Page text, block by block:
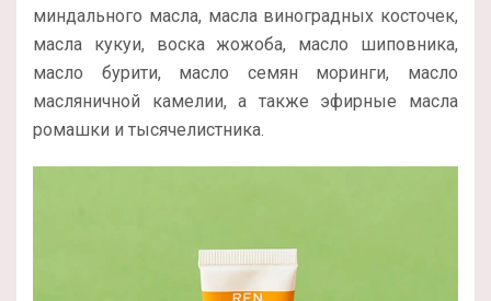
миндального масла, масла виноградных косточек,
масла кукуи, воска жожоба, масло шиповника,
масло бурити, масло семян моринги, масло
масляничной камелии, а также эфирные масла
ромашки и тысячелистника.